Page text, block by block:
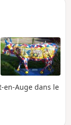
en-Auge dans le